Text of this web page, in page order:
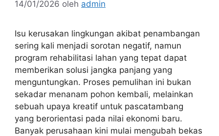
14/01/2026 oleh admin
Isu kerusakan lingkungan akibat penambangan
sering kali menjadi sorotan negatif, namun
program rehabilitasi lahan yang tepat dapat
memberikan solusi jangka panjang yang
menguntungkan. Proses pemulihan ini bukan
sekadar menanam pohon kembali, melainkan
sebuah upaya kreatif untuk pascatambang
yang berorientasi pada nilai ekonomi baru.
Banyak perusahaan kini mulai mengubah bekas